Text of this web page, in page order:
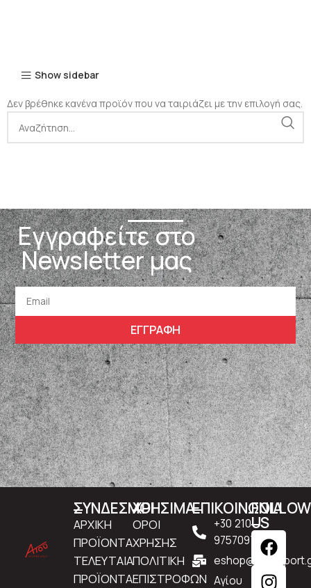
Show sidebar
Δεν βρέθηκε κανένα προϊόν που να ταιριάζει με την επιλογή σας.
Εγγραφείτε στο
Newsletter μας
ΕΓΓΡΑΦΗ
ΣΥΝΔΕΣΜΟΙ
ΑΡΧΙΚΗ
ΠΡΟΪΟΝΤΑ
ΤΕΛΕΥΤΑΙΑ
ΠΡΟΪΟΝΤΑ
ΧΡΗΣΙΜΑ
ΟΡΟΙ
ΧΡΗΣΗΣ
ΠΟΛΙΤΙΚΗ
ΕΠΙΣΤΡΟΦΩΝ
ΕΠΙΚΟΙΝΩΝΙΑ
+30 210
9757097
Αγίου
FOLLOW
US